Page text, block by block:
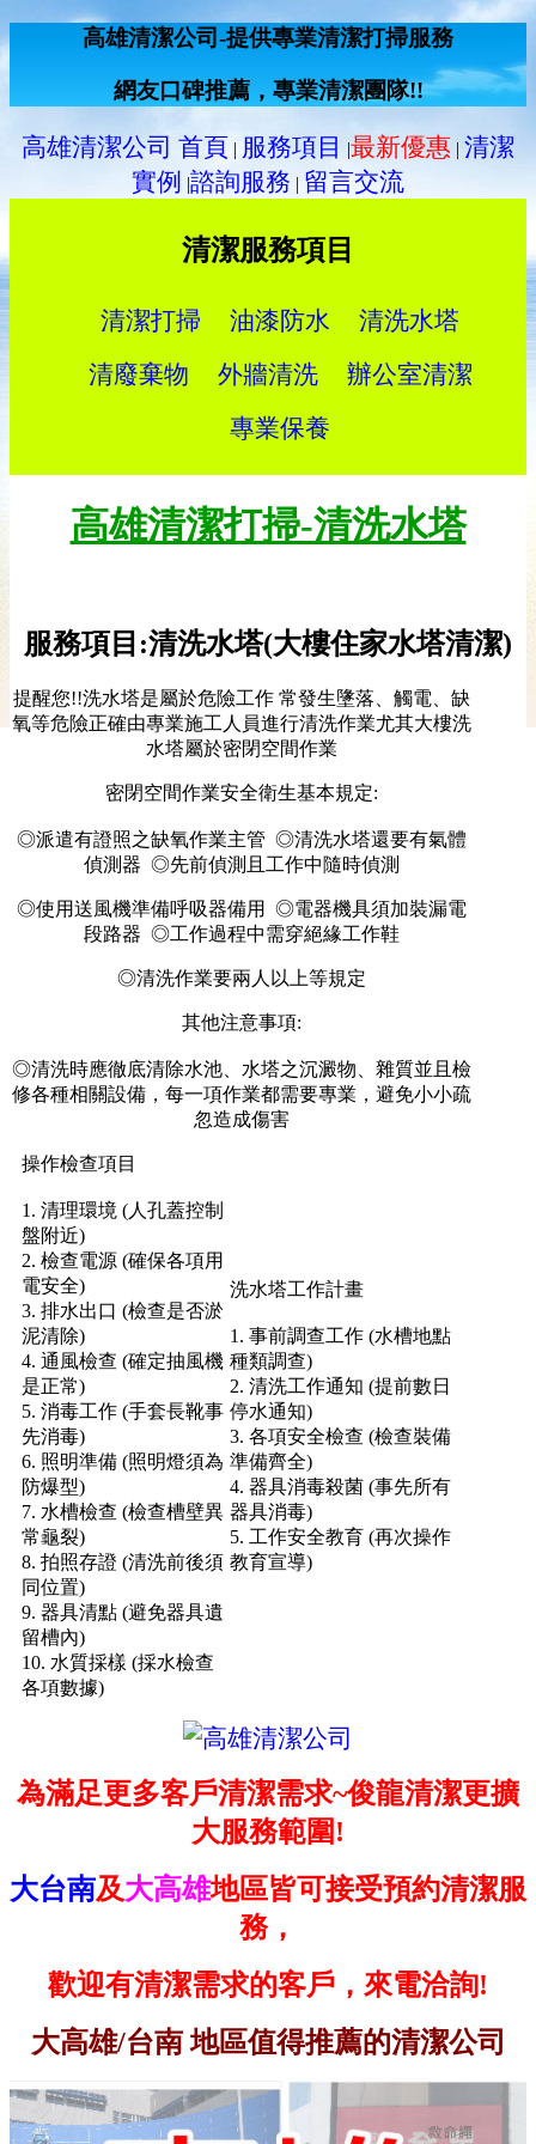
高雄清潔公司-提供專業清潔打掃服務
網友口碑推薦，專業清潔團隊!!
高雄清潔公司 首頁 | 服務項目 |最新優惠 | 清潔
實例 |諮詢服務 | 留言交流
清潔服務項目
清潔打掃 油漆防水
清洗水塔
清廢棄物
外牆清洗
辦公室清潔
專業保養
高雄清潔打掃-清洗水塔
服務項目:清洗水塔(大樓住家水塔清潔)
提醒您!!洗水塔是屬於危險工作 常發生墬落、觸電、缺
氧等危險正確由專業施工人員進行清洗作業尤其大樓洗
水塔屬於密閉空間作業
密閉空間作業安全衛生基本規定:
◎派遣有證照之缺氧作業主管 ◎清洗水塔還要有氣體
偵測器 ◎先前偵測且工作中隨時偵測
◎使用送風機準備呼吸器備用 ◎電器機具須加裝漏電
段路器 ◎工作過程中需穿絕緣工作鞋
◎清洗作業要兩人以上等規定
其他注意事項:
◎清洗時應徹底清除水池、水塔之沉澱物、雜質並且檢
修各種相關設備，每一項作業都需要專業，避免小小疏
忽造成傷害
操作檢查項目
1. 清理環境 (人孔蓋控制
盤附近)
2. 檢查電源 (確保各項用
電安全)
3. 排水出口 (檢查是否淤
泥清除)
4. 通風檢查 (確定抽風機
是正常)
5. 消毒工作 (手套長靴事
先消毒)
6. 照明準備 (照明燈須為
防爆型)
7. 水槽檢查 (檢查槽壁異
常龜裂)
8. 拍照存證 (清洗前後須
同位置)
9. 器具清點 (避免器具遺
留槽內)
10. 水質採樣 (採水檢查
各項數據)
洗水塔工作計畫
1. 事前調查工作 (水槽地點
種類調查)
2. 清洗工作通知 (提前數日
停水通知)
3. 各項安全檢查 (檢查裝備
準備齊全)
4. 器具消毒殺菌 (事先所有
器具消毒)
5. 工作安全教育 (再次操作
教育宣導)
為滿足更多客戶清潔需求~俊龍清潔更擴
大服務範圍!
大台南及大高雄地區皆可接受預約清潔服
務，
歡迎有清潔需求的客戶，來電洽詢!
大高雄/台南 地區值得推薦的清潔公司